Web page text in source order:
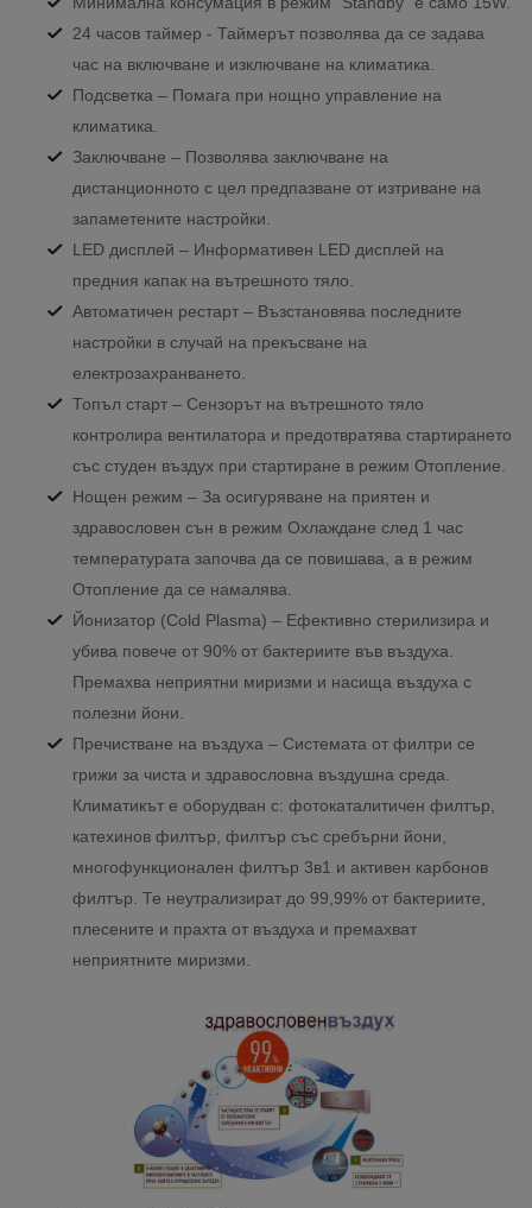
24 часов таймер - Таймерът позволява да се задава
час на включване и изключване на климатика.
Подсветка – Помага при нощно управление на
климатика.
Заключване – Позволява заключване на
дистанционното с цел предпазване от изтриване на
запаметените настройки.
LED дисплей – Информативен LED дисплей на
предния капак на вътрешното тяло.
Автоматичен рестарт – Възстановява последните
настройки в случай на прекъсване на
електрозахранването.
Топъл старт – Сензорът на вътрешното тяло
контролира вентилатора и предотвратява стартирането
със студен въздух при стартиране в режим Отопление.
Нощен режим – За осигуряване на приятен и
здравословен сън в режим Охлаждане след 1 час
температурата започва да се повишава, а в режим
Отопление да се намалява.
Йонизатор (Cold Plasma) – Ефективно стерилизира и
убива повече от 90% от бактериите във въздуха.
Премахва неприятни миризми и насища въздуха с
полезни йони.
Пречистване на въздуха – Системата от филтри се
грижи за чиста и здравословна въздушна среда.
Климатикът е оборудван с: фотокаталитичен филтър,
катехинов филтър, филтър със сребърни йони,
многофункционален филтър 3в1 и активен карбонов
филтър. Те неутрализират до 99,99% от бактериите,
плесените и прахта от въздуха и премахват
неприятните миризми.